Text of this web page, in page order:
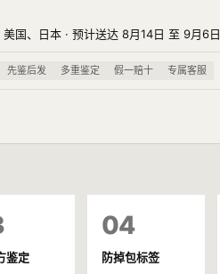
国、日本 · 预计送达 8月14日 至 9月6日
先鉴后发 多重鉴定 假一赔十 专属客服
鉴定
04
防掉包标签